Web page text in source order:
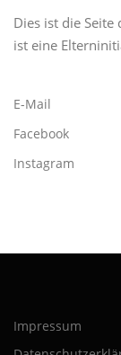
Dies ist die Seite
ist eine
E-Mail
Facebook
Instagram
Impressum